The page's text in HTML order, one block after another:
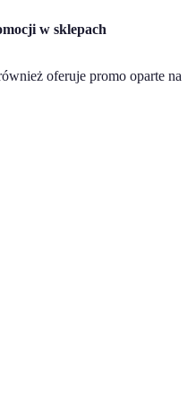
w sklepach
oferuje promo oparte na